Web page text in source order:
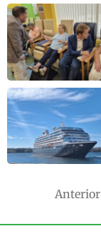
Anterior